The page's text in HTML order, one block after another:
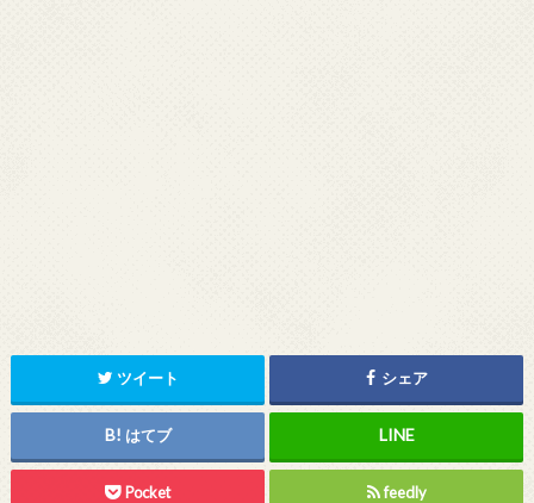
ツイート シェア
はてブ
Pocket feedly